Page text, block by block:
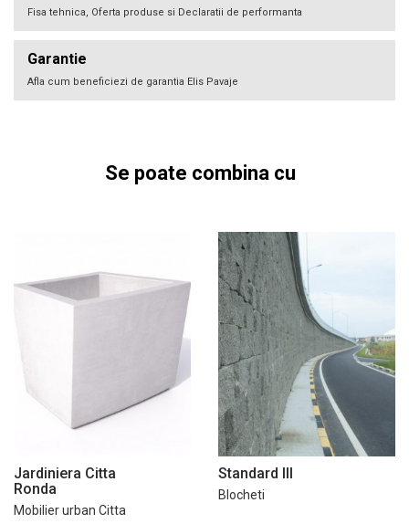
Fisa tehnica, Oferta produse si Declaratii de performanta
Garantie
Afla cum beneficiezi de garantia Elis Pavaje
Se poate combina cu
Jardiniera Citta
Ronda
Mobilier urban Citta
Standard III
Blocheti